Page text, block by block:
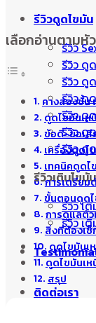
รีวิวดูดไขมัน
รีวิว
รีวิว ดู
รีวิว ดู
รีวิว ดู
รีวิว ดู
รีวิว ดู
รีวิว ดู
รีวิวเติมไขมัน
รีวิว เ
รีวิว เ
ติดต่อเรา
เลือกอ่านตามหั
คางสองชั้น
ดูดไขมันเห
ข้อดี-ข้อเสี
เครื่องดูดไ
เทคนิคดูดไ
การเตรียม
ขั้นตอนดูด
การดูแลตั
สิ่งที่ต้องเ
ดูดไขมันเ
ดูดไขมันเ
สรุป